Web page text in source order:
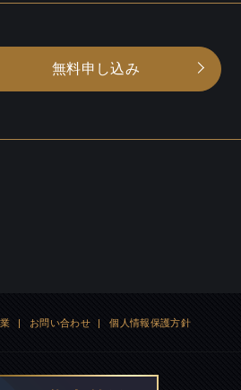
無料申し込み
| お問い合わせ | 個人情報保護方針